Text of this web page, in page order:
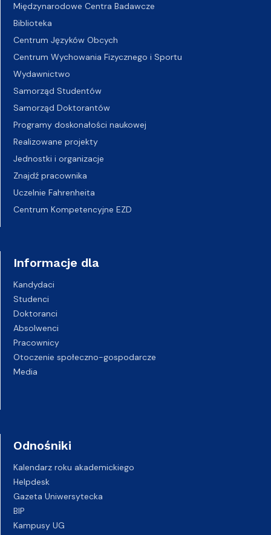
Międzynarodowe Centra Badawcze
Biblioteka
Centrum Języków Obcych
Centrum Wychowania Fizycznego i Sportu
Wydawnictwo
Samorząd Studentów
Samorząd Doktorantów
Programy doskonałości naukowej
Realizowane projekty
Jednostki i organizacje
Znajdź pracownika
Uczelnie Fahrenheita
Centrum Kompetencyjne EZD
Informacje dla
Kandydaci
Studenci
Doktoranci
Absolwenci
Pracownicy
Otoczenie społeczno-gospodarcze
Media
Odnośniki
Kalendarz roku akademickiego
Helpdesk
Gazeta Uniwersytecka
BIP
Kampusy UG